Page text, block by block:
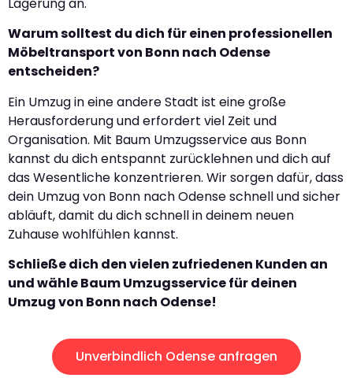
Warum solltest du dich für einen professionellen
Möbeltransport von Bonn nach Odense
entscheiden?
Ein Umzug in eine andere Stadt ist eine große
Herausforderung und erfordert viel Zeit und
Organisation. Mit Baum Umzugsservice aus Bonn
kannst du dich entspannt zurücklehnen und dich auf
das Wesentliche konzentrieren. Wir sorgen dafür, dass
dein Umzug von Bonn nach Odense schnell und sicher
abläuft, damit du dich schnell in deinem neuen
Zuhause wohlfühlen kannst.
Schließe dich den vielen zufriedenen Kunden an
und wähle Baum Umzugsservice für deinen
Umzug von Bonn nach Odense!
Unverbindlich Odense anfragen